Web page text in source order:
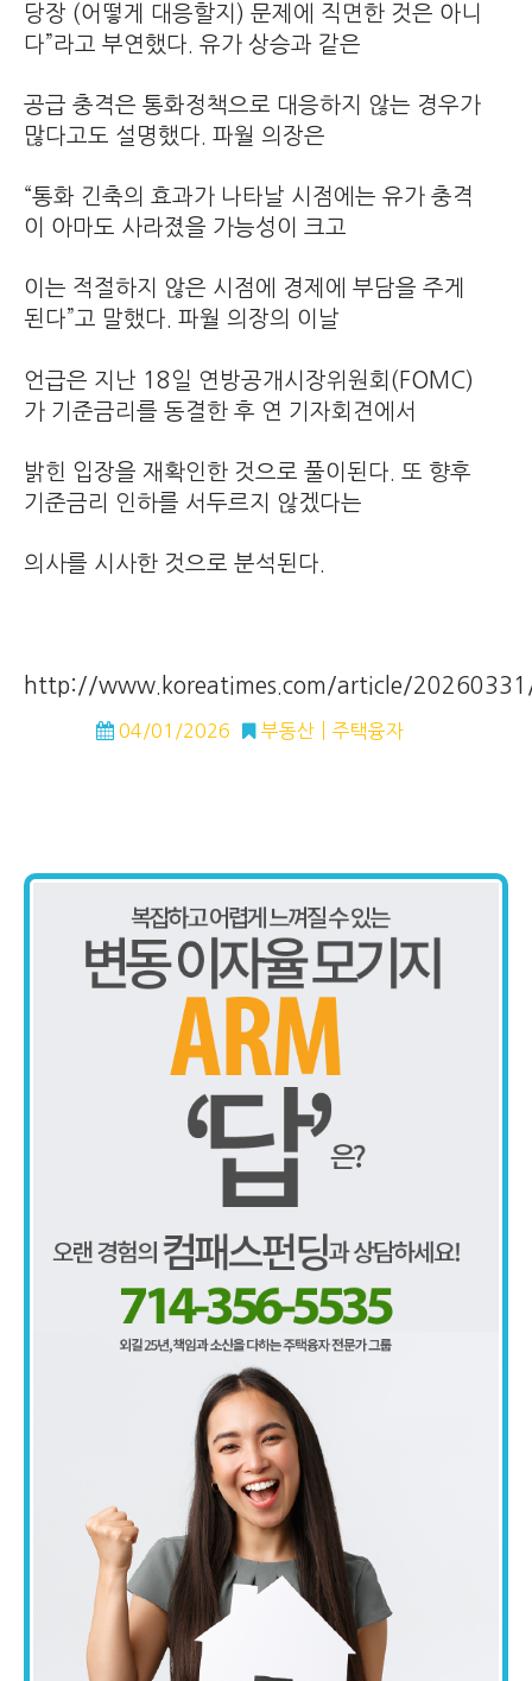
당장 (어떻게 대응할지) 문제에 직면한 것은 아니
다”라고 부연했다. 유가 상승과 같은
공급 충격은 통화정책으로 대응하지 않는 경우가
많다고도 설명했다. 파월 의장은
“통화 긴축의 효과가 나타날 시점에는 유가 충격
이 아마도 사라졌을 가능성이 크고
이는 적절하지 않은 시점에 경제에 부담을 주게
된다”고 말했다. 파월 의장의 이날
언급은 지난 18일 연방공개시장위원회(FOMC)
가 기준금리를 동결한 후 연 기자회견에서
밝힌 입장을 재확인한 것으로 풀이된다. 또 향후
기준금리 인하를 서두르지 않겠다는
의사를 시사한 것으로 분석된다.
http://www.koreatimes.com/article/
04/01/2026 부동산 주택융자